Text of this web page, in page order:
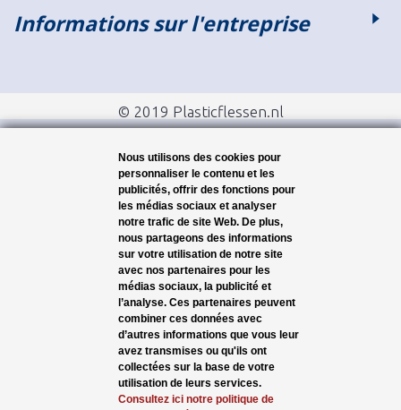
Informations sur l'entreprise
© 2019 Plasticflessen.nl
Nous utilisons des cookies pour
personnaliser le contenu et les
publicités, offrir des fonctions pour
les médias sociaux et analyser
notre trafic de site Web. De plus,
nous partageons des informations
sur votre utilisation de notre site
avec nos partenaires pour les
médias sociaux, la publicité et
l’analyse. Ces partenaires peuvent
combiner ces données avec
d’autres informations que vous leur
avez transmises ou qu'ils ont
collectées sur la base de votre
utilisation de leurs services.
Consultez ici notre politique de